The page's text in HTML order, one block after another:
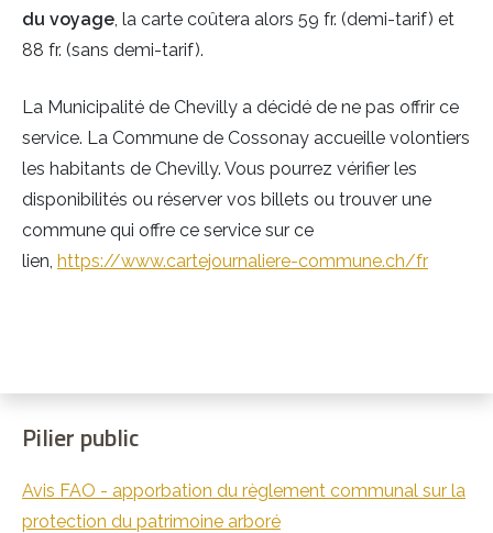
du voyage, la carte coûtera alors 59 fr. (demi-tarif) et
88 fr. (sans demi-tarif).
La Municipalité de Chevilly a décidé de ne pas offrir ce
service. La Commune de Cossonay accueille volontiers
les habitants de Chevilly. Vous pourrez vérifier les
disponibilités ou réserver vos billets ou trouver une
commune qui offre ce service sur ce
lien, https://www.cartejournaliere-commune.ch/fr
Pilier public
Avis FAO - apporbation du règlement communal sur la
protection du patrimoine arboré